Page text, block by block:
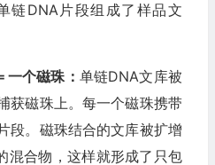
链DNA片段组成了样品文
个磁珠： 单链DNA文库被
获磁珠上。每一个磁珠携带
段。磁珠结合的文库被扩增
混合物，这样就形成了只包